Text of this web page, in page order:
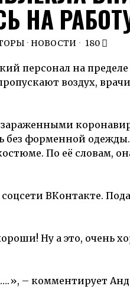
НА
· НОВОСТИ 180
персонал на пределе
воздух,
без форменной
По её словам,
ВКонтакте.
Ну а это, очень
– комментирует